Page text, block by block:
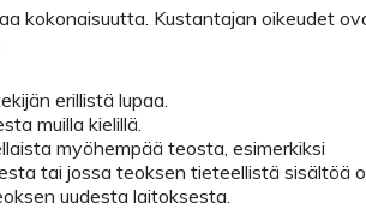
kokonaisuutta. Kustantajan oikeudet
erillistä lupaa.
muilla kielillä.
myöhempää teosta, esimerkiksi
tai jossa teoksen tieteellistä sisältöä
uudesta laitoksesta.